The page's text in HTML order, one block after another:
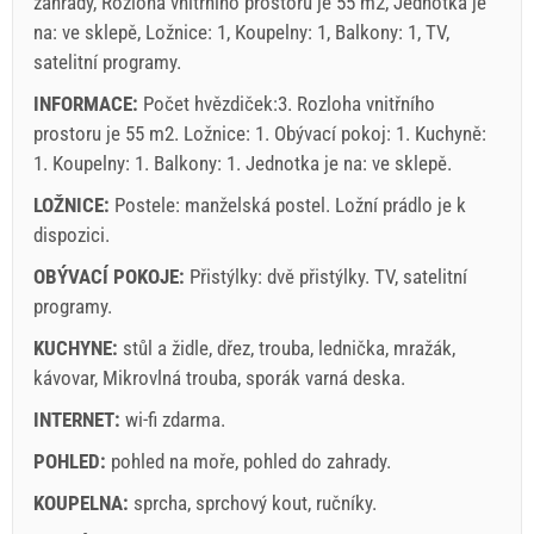
Povinné:Registrace hostů (01.07. - 31.08): 10 EUR (once -
za_person), Registrace hostů (01.01 - 30.06. / 01.09. -
Podmínky dodavatele
Rezervovat a čekat na potvrzení
Pokud si nepřejete, aby si okamžitě a budete mít další
otázky, prosím vyplňte je a klikněte na „Poslat poptávku“.
na: ve sklepě, Ložnice: 1, Koupelny: 1, Balkony: 1, TV,
satelitní programy.
INFORMACE: Počet hvězdiček:3. Rozloha vnitřního
prostoru je 55 m2. Ložnice: 1. Obývací pokoj: 1. Kuchyně:
1. Koupelny: 1. Balkony: 1. Jednotka je na: ve sklepě.
LOŽNICE: Postele: manželská postel . Ložní prádlo je k
dispozici.
OBÝVACÍ POKOJE: Přistýlky: dvě přistýlky. TV, satelitní
programy.
KUCHYNE: stůl a židle, dřez, trouba, lednička, mražák,
kávovar, Mikrovlná trouba, sporák varná deska.
INTERNET: wi-fi zdarma.
POHLED: pohled na moře, pohled do zahrady.
KOUPELNA: sprcha, sprchový kout, ručníky.